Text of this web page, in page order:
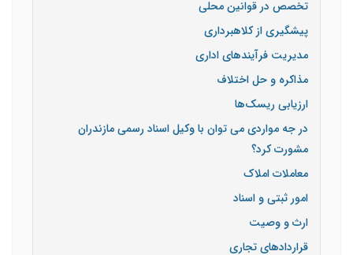
تخصص در قوانین محلی
پیشگیری از کلاهبرداری
مدیریت فرآیندهای اداری
مذاکره و حل اختلاف
ارزیابی ریسک‌ها
در جه مواردی می توان با وکیل اسناد رسمی مازندران
مشورت کرد؟
معاملات املاک
امور ثبتی و اسناد
ارث و وصیت
قراردادهای تجاری